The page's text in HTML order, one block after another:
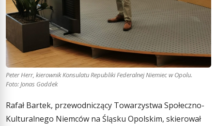
Peter Herr, kierownik Konsulatu Republiki Federalnej Niemiec w Opolu.
Foto: Jonas Goddek
Rafał Bartek, przewodniczący Towarzystwa Społeczno-
Kulturalnego Niemców na Śląsku Opolskim, skierował